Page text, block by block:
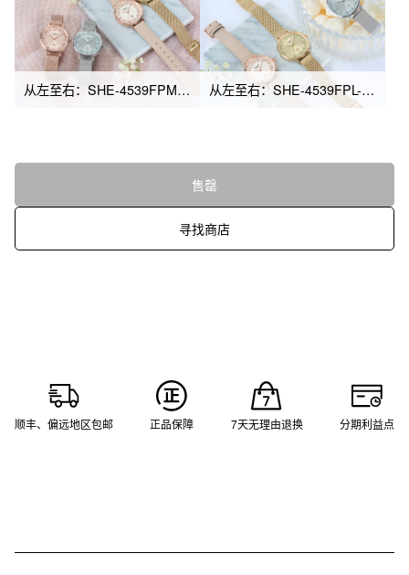
从左至右：SHE-4539FPM-4A、SHE-4539FM-7A、SHE-4539FPL-7A、SHE-4539FGM-9A 从左至右：SHE-4539FPL-7A、SHE-4539FGM-9A、SHE-4539FPM-4A、SHE-4539FM-7A
售罄
寻找商店
顺丰、偏远地区包邮 正品保障 7天无理由退换 分期利益点